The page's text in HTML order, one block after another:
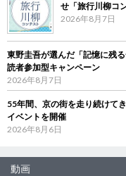
せ「旅行川柳コ
2026年8月7日
東野圭吾が選んだ「記憶に残
読者参加型キャンペーン
2026年8月7日
55年間、京の街を走り続けて
イベントを開催
2026年8月6日
動画